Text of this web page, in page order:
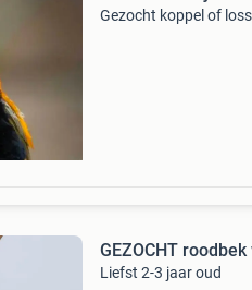
Gezocht koppel of
GEZOCHT
Liefst 2-3 jaar oud